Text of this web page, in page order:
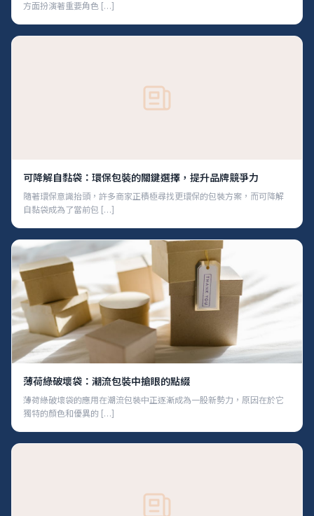
方面扮演著重要角色 […]
可降解自黏袋：環保包裝的關鍵選擇，提升品牌競爭力
隨著環保意識抬頭，許多商家正積極尋找更環保的包裝方案，而可降解
自黏袋成為了當前包 […]
薄荷綠破壞袋：潮流包裝中搶眼的點綴
薄荷綠破壞袋的應用在潮流包裝中正逐漸成為一股新勢力，原因在於它
獨特的顏色和優異的 […]